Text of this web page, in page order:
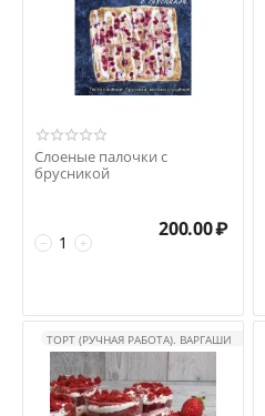
Слоеные палочки с
брусникой
+
−
200.00₽
ТОРТ (РУЧНАЯ РАБОТА). ВАРГАШИ